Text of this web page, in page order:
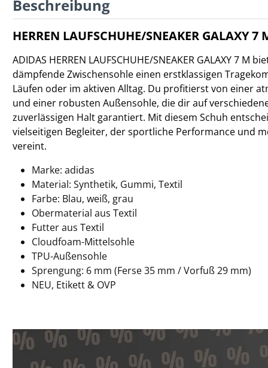
Beschreibung
HERREN LAUFSCHUHE/SNEAKER GALAXY 7
ADIDAS HERREN LAUFSCHUHE/SNEAKER GALAXY 7 M
dämpfende Zwischensohle einen erstklassigen
Läufen oder im aktiven Alltag. Du profitierst von einer
und einer robusten Außensohle, die dir auf
zuverlässigen Halt garantiert. Mit diesem Schuh
vielseitigen Begleiter, der sportliche Performance und
vereint.
Marke: adidas
Material: Synthetik, Gummi, Textil
Farbe: Blau, weiß, grau
Obermaterial aus Textil
Futter aus Textil
Cloudfoam-Mittelsohle
TPU-Außensohle
Sprengung: 6 mm (Ferse 35 mm / Vorfuß 29 mm)
NEU, Etikett & OVP